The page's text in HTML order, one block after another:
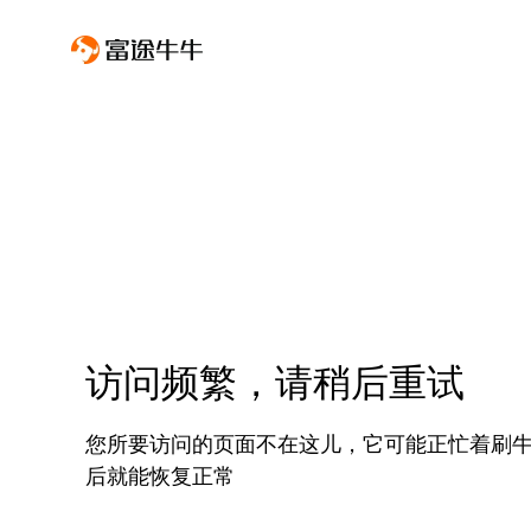
访问频繁，请稍后重试
您所要访问的页面不在这儿，它可能正忙着刷
后就能恢复正常